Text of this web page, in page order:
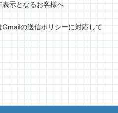
表示となるお客様へ
Gmailの送信ポリシーに対応して